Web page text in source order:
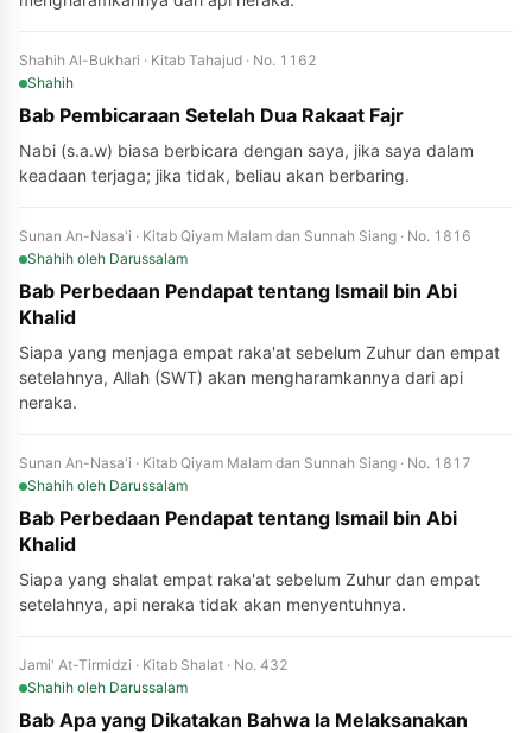
Shahih Al-Bukhari · Kitab Tahajud · No. 1162
Shahih
Bab Pembicaraan Setelah Dua Rakaat Fajr
Nabi (s.a.w) biasa berbicara dengan saya, jika saya dalam
keadaan terjaga; jika tidak, beliau akan berbaring.
Sunan An-Nasa'i · Kitab Qiyam Malam dan Sunnah Siang · No. 1816
Shahih oleh Darussalam
Bab Perbedaan Pendapat tentang Ismail bin Abi
Khalid
Siapa yang menjaga empat raka'at sebelum Zuhur dan empat
setelahnya, Allah (SWT) akan mengharamkannya dari api
neraka.
Sunan An-Nasa'i · Kitab Qiyam Malam dan Sunnah Siang · No. 1817
Shahih oleh Darussalam
Bab Perbedaan Pendapat tentang Ismail bin Abi
Khalid
Siapa yang shalat empat raka'at sebelum Zuhur dan empat
setelahnya, api neraka tidak akan menyentuhnya.
Jami' At-Tirmidzi · Kitab Shalat · No. 432
Shahih oleh Darussalam
Bab Apa yang Dikatakan Bahwa Ia Melaksanakan